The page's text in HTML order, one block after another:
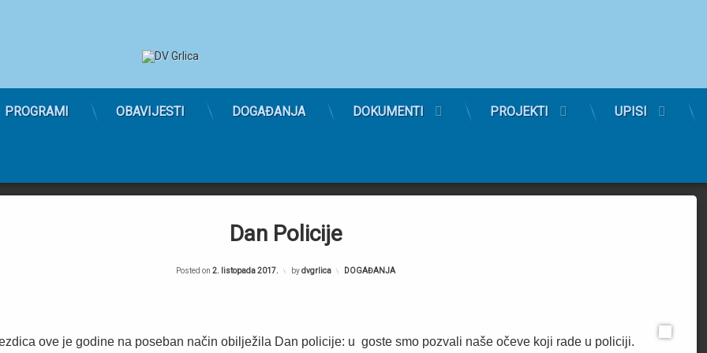
PROGRAMI OBAVIJESTI DOGAĐANJA DOKUMENTI PROJEKTI UPISI
Dan Policije
Posted on2. listopada 2017. bydvgrlica Kategorije:
DOGAĐANJA
ove je godine na poseban način obilježila Dan policije: u goste smo pozvali naše očeve koji rade u policiji.